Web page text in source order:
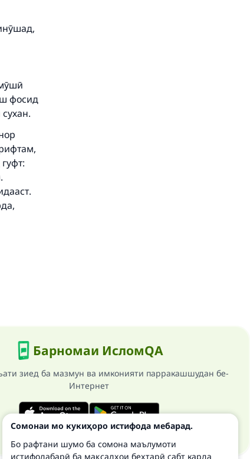
фосид
Барномаи ИсломQA
зиед ба мазмун ва имконияти парракашшудан бе-
Интернет
Сомонаи мо кукиҳоро истифода мебарад.
Бо рафтани шумо ба сомона маълумоти
истифодабарӣ ба мақсадҳои беҳтарӣ сабт карда